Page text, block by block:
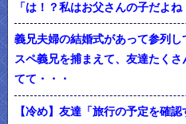
「は！？私はお父さんの子だよ
義兄夫婦の結婚式があって参列
スペ義兄を捕まえて、友達たく
てて・・・
【冷め】友達「旅行の予定を確